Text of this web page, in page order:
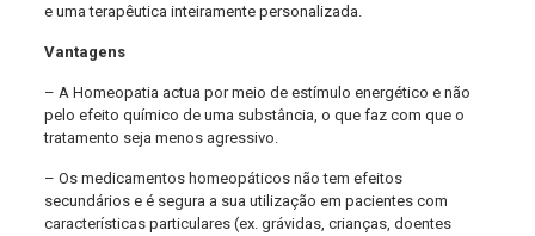
e uma terapêutica inteiramente personalizada.
Vantagens
– A Homeopatia actua por meio de estímulo energético e não
pelo efeito químico de uma substância, o que faz com que o
tratamento seja menos agressivo.
– Os medicamentos homeopáticos não tem efeitos
secundários e é segura a sua utilização em pacientes com
características particulares (ex. grávidas, crianças, doentes